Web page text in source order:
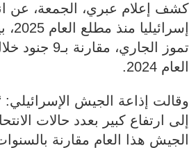
تموز الجاري،
العام 2024.
وقالت إذاعة الجيش
إلى ارتفاع كبير بعدد حالات
الجيش هذا العام مقارنة